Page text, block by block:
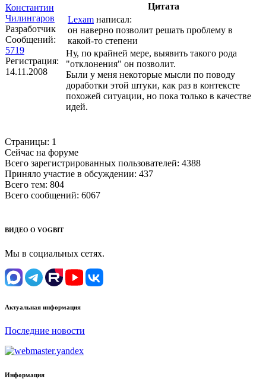
Константин
Чилингаров
Разработчик
Сообщений:
5719
Регистрация:
14.11.2008
Цитата
Lexam написал:
он наверно позволит решать проблему в
какой-то степени
Ну, по крайней мере, выявить такого рода
"отклонения" он позволит.
Были у меня некоторые мысли по поводу
доработки этой штуки, как раз в контексте
похожей ситуации, но пока только в качестве
идей.
Страницы: 1
Сейчас на форуме
Всего зарегистрированных пользователей: 4388
Приняло участие в обсуждении: 437
Всего тем: 804
Всего сообщений: 6067
ВИДЕО О VOGBIT
Мы в социальных сетях.
Актуальная информация
Последние новости
Информация